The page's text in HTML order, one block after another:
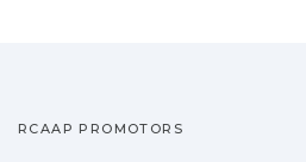
RCAAP PROMOTORS